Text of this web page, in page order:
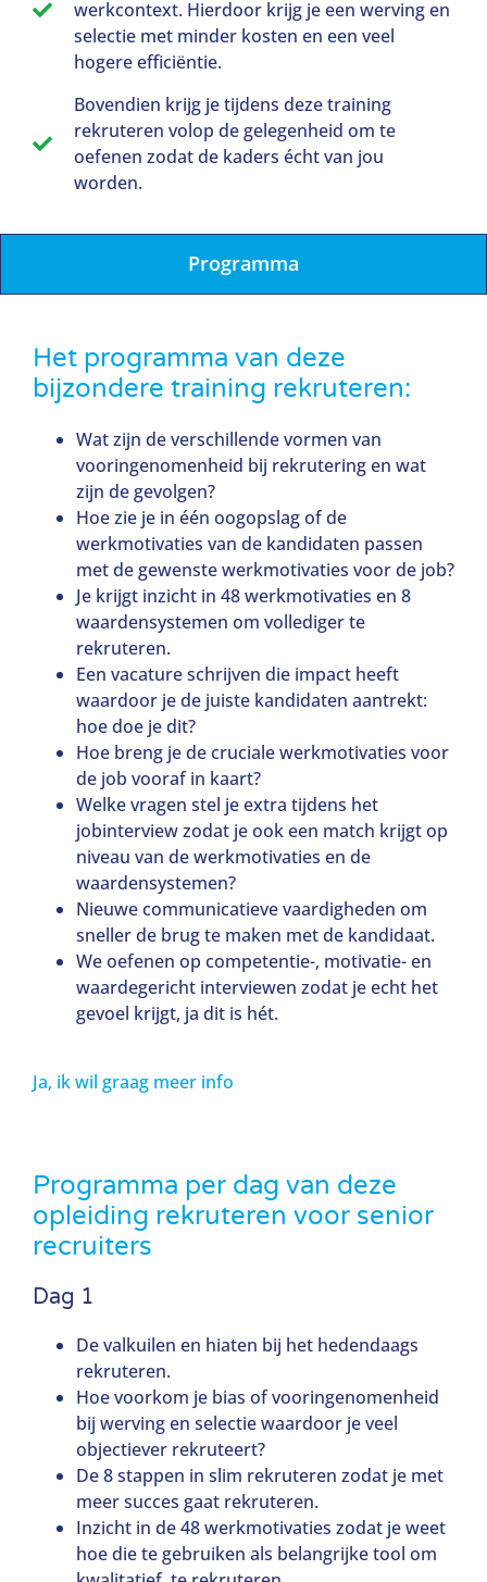
werkcontext. Hierdoor krijg je een werving en
selectie met minder kosten en een veel
hogere efficiëntie.
Bovendien krijg je tijdens deze training
rekruteren volop de gelegenheid om te
oefenen zodat de kaders écht van jou
worden.
Programma
Het programma van deze
bijzondere training rekruteren:
Wat zijn de verschillende vormen van
vooringenomenheid bij rekrutering en wat
zijn de gevolgen?
Hoe zie je in één oogopslag of de
werkmotivaties van de kandidaten passen
met de gewenste werkmotivaties voor de job?
Je krijgt inzicht in 48 werkmotivaties en 8
waardensystemen om vollediger te
rekruteren.
Een vacature schrijven die impact heeft
waardoor je de juiste kandidaten aantrekt:
hoe doe je dit?
Hoe breng je de cruciale werkmotivaties voor
de job vooraf in kaart?
Welke vragen stel je extra tijdens het
jobinterview zodat je ook een match krijgt op
niveau van de werkmotivaties en de
waardensystemen?
Nieuwe communicatieve vaardigheden om
sneller de brug te maken met de kandidaat.
We oefenen op competentie-, motivatie- en
waardegericht interviewen zodat je echt het
gevoel krijgt, ja dit is hét.
Ja, ik wil graag meer info
Programma per dag van deze
opleiding rekruteren voor senior
recruiters
Dag 1
De valkuilen en hiaten bij het hedendaags
rekruteren.
Hoe voorkom je bias of vooringenomenheid
bij werving en selectie waardoor je veel
objectiever rekruteert?
De 8 stappen in slim rekruteren zodat je met
meer succes gaat rekruteren.
Inzicht in de 48 werkmotivaties zodat je weet
hoe die te gebruiken als belangrijke tool om